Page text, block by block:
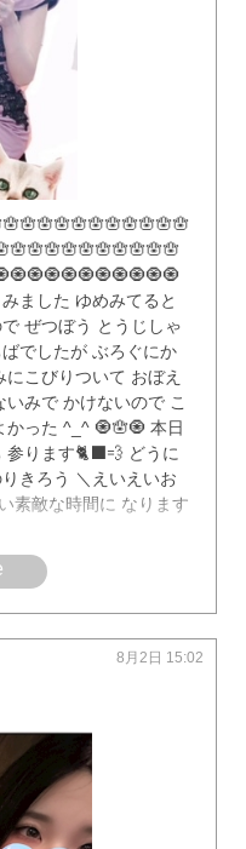
ました ゆめみてると
ぜつぼう とうじしゃ
でしたが ぶろぐにか
こびりついて おぼえ
みで かけないので こ
った ^_^ 🧿🪬🧿 本日
ります🐈‍⬛💨 どうに
きろう ＼えいえいお
素敵な時間に なります
8月2日 15:02